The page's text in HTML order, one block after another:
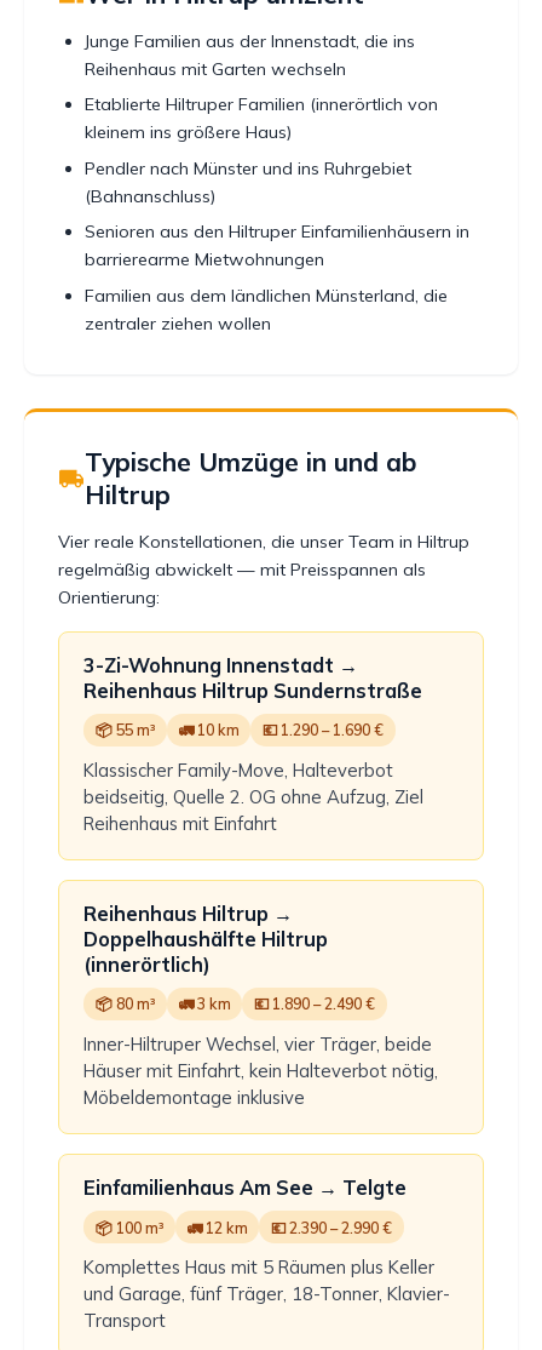
Junge Familien aus der Innenstadt, die ins
Reihenhaus mit Garten wechseln
Etablierte Hiltruper Familien (innerörtlich von
kleinem ins größere Haus)
Pendler nach Münster und ins Ruhrgebiet
(Bahnanschluss)
Senioren aus den Hiltruper Einfamilienhäusern in
barrierearme Mietwohnungen
Familien aus dem ländlichen Münsterland, die
zentraler ziehen wollen
Typische Umzüge in und ab
Hiltrup
Vier reale Konstellationen, die unser Team in Hiltrup
regelmäßig abwickelt — mit Preisspannen als
Orientierung:
3-Zi-Wohnung Innenstadt →
Reihenhaus Hiltrup Sundernstraße
📦 55 m³ 🚛 10 km 💶 1.290 – 1.690 €
Klassischer Family-Move, Halteverbot
beidseitig, Quelle 2. OG ohne Aufzug, Ziel
Reihenhaus mit Einfahrt
Reihenhaus Hiltrup →
Doppelhaushälfte Hiltrup
(innerörtlich)
📦 80 m³ 🚛 3 km 💶 1.890 – 2.490 €
Inner-Hiltruper Wechsel, vier Träger, beide
Häuser mit Einfahrt, kein Halteverbot nötig,
Möbeldemontage inklusive
Einfamilienhaus Am See → Telgte
📦 100 m³ 🚛 12 km 💶 2.390 – 2.990 €
Komplettes Haus mit 5 Räumen plus Keller
und Garage, fünf Träger, 18-Tonner, Klavier-
Transport